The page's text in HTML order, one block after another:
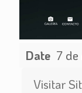
Date 7
Visitar